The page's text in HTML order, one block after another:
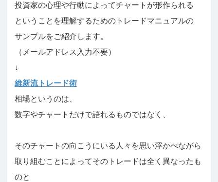
投資家の心理や行動によってチャートが形作られる
ということを理解するためのトレードマニュアルの
サンプルをご紹介します。
（メールアドレス入力不要）
↓
維新流トレード術
相場というのは、
数字やチャートだけで語れるものではなく、
そのチャートの向こうにいる人々を思い浮かべながら
取り組むことによってそのトレードは全く異なったも
のと